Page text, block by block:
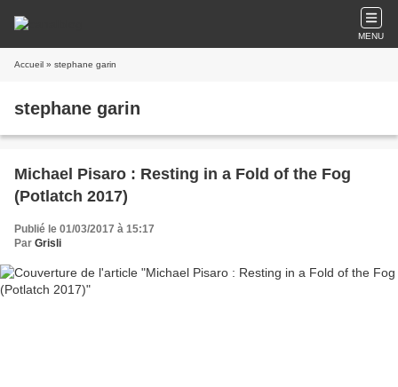
MENU
Accueil » stephane garin
stephane garin
Michael Pisaro : Resting in a Fold of the Fog
(Potlatch 2017)
Publié le 01/03/2017 à 15:17
Par Grisli